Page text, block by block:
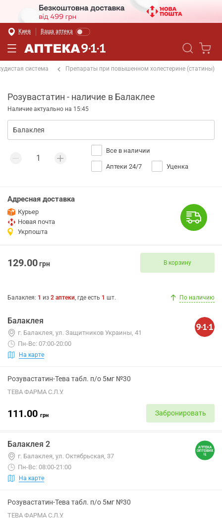
Киев Ваша аптека
система Препараты при повышенном холестерине (статины)
Розувастатин - наличие в Балаклее
Наличие актуально на 15:45
Все в наличии
Аптеки 24/7 Уценка
Адресная доставка
Курьер
Новая почта
Укрпошта
129.00грн В корзину
Балаклея: 1 из 2 аптеки, где есть 1 шт. По наличию
Балаклея
г. Балаклея, ул. Защитников Украины, 41
Пн-Вс: 07:00-20:00
На карте
Розувастатин-Тева табл. п/о 5мг №30
ТЕВА ФАРМА С.Л.У.
111.00 грн Забронировать
Балаклея 2
г. Балаклея, ул. Октябрьская, 37
Пн-Вс: 08:00-21:00
На карте
Розувастатин-Тева табл. п/о 5мг №30
ТЕВА ФАРМА С.Л.У.